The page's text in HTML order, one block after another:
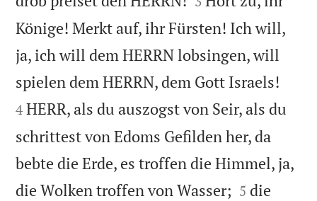
Könige! Merkt auf, ihr Fürsten! Ich will,
ja, ich will dem HERRN lobsingen, will
spielen dem HERRN, dem Gott Israels!
4 HERR, als du auszogst von Seir, als du
schrittest von Edoms Gefilden her, da
bebte die Erde, es troffen die Himmel, ja,
die Wolken troffen von Wasser; 

5 die